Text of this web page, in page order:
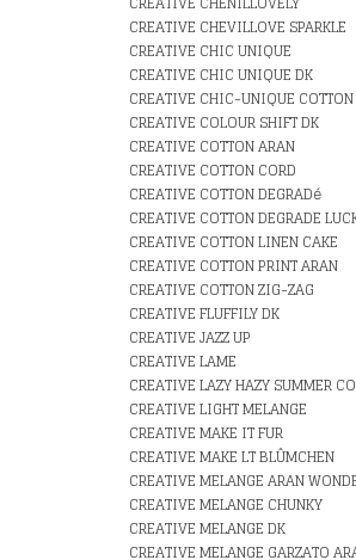
CREATIVE CHEVILLOVE SPARKLE
CREATIVE CHIC UNIQUE
CREATIVE CHIC UNIQUE DK
CREATIVE CHIC-UNIQUE
CREATIVE COLOUR SHIFT DK
CREATIVE COTTON ARAN
CREATIVE COTTON CORD
CREATIVE COTTON DEGRADé
CREATIVE COTTON DEGRADE
CREATIVE COTTON LINEN CAKE
CREATIVE COTTON PRINT ARAN
CREATIVE COTTON ZIG-ZAG
CREATIVE FLUFFILY DK
CREATIVE JAZZ UP
CREATIVE LAME
CREATIVE LAZY HAZY SUMMER
CREATIVE LIGHT MELANGE
CREATIVE MAKE IT FUR
CREATIVE MAKE LT BLÛMCHEN
CREATIVE MELANGE ARAN
CREATIVE MELANGE CHUNKY
CREATIVE MELANGE DK
CREATIVE MELANGE GARZATO